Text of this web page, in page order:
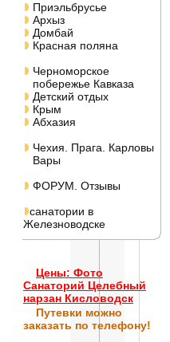
Приэльбрусье
Архыз
Домбай
Красная поляна
Черноморское
побережье Кавказа
Детский отдых
Крым
Абхазия
Чехия. Прага. Карловы
Вары
ФОРУМ. Отзывы
санатории в
Железноводске
Цены: Фото
Санаторий Целебный
нарзан Кисловодск
Путевки можно
заказать по телефону!